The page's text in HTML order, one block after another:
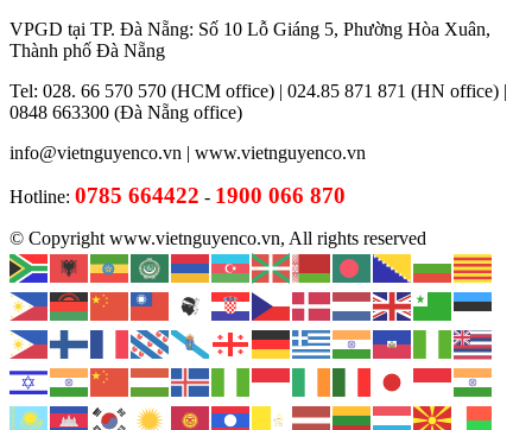
VPGD tại TP. Đà Nẵng: Số 10 Lỗ Giáng 5, Phường Hòa Xuân,
Thành phố Đà Nẵng
Tel: 028. 66 570 570 (HCM office) | 024.85 871 871 (HN office) |
0848 663300 (Đà Nẵng office)
info@vietnguyenco.vn | www.vietnguyenco.vn
Hotline: 0785 664422 - 1900 066 870
© Copyright www.vietnguyenco.vn, All rights reserved